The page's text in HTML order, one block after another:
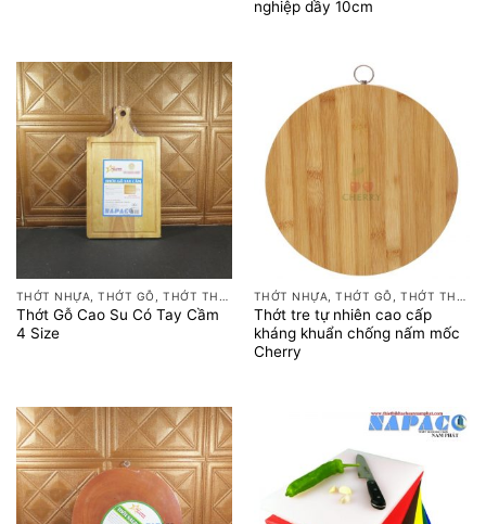
nghiệp dầy 10cm
THỚT NHỰA, THỚT GỖ, THỚT THÉP
Thớt Gỗ Cao Su Có Tay Cầm
4 Size
THỚT NHỰA, THỚT GỖ, THỚT THÉP
Thớt tre tự nhiên cao cấp
kháng khuẩn chống nấm mốc
Cherry